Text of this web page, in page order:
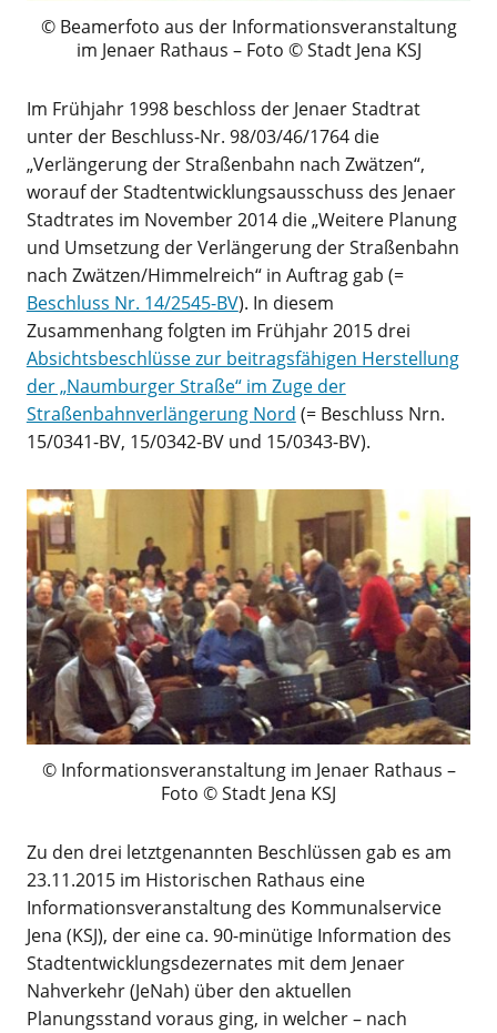
Beamerfoto aus der Informationsveranstaltung
im Jenaer Rathaus – Foto © Stadt Jena KSJ
Im Frühjahr 1998 beschloss der Jenaer Stadtrat
unter der Beschluss-Nr. 98/03/46/1764 die
„Verlängerung der Straßenbahn nach Zwätzen“,
worauf der Stadtentwicklungsausschuss des Jenaer
Stadtrates im November 2014 die „Weitere Planung
und Umsetzung der Verlängerung der Straßenbahn
nach Zwätzen/Himmelreich“ in Auftrag gab (=
Beschluss Nr. 14/2545-BV). In diesem
Zusammenhang folgten im Frühjahr 2015 drei
Absichtsbeschlüsse zur beitragsfähigen Herstellung
der „Naumburger Straße“ im Zuge der
Straßenbahnverlängerung Nord (= Beschluss Nrn.
15/0341-BV, 15/0342-BV und 15/0343-BV).
Informationsveranstaltung im Jenaer Rathaus –
Foto © Stadt Jena KSJ
Zu den drei letztgenannten Beschlüssen gab es am
23.11.2015 im Historischen Rathaus eine
Informationsveranstaltung des Kommunalservice
Jena (KSJ), der eine ca. 90-minütige Information des
Stadtentwicklungsdezernates mit dem Jenaer
Nahverkehr (JeNah) über den aktuellen
Planungsstand voraus ging, in welcher – nach